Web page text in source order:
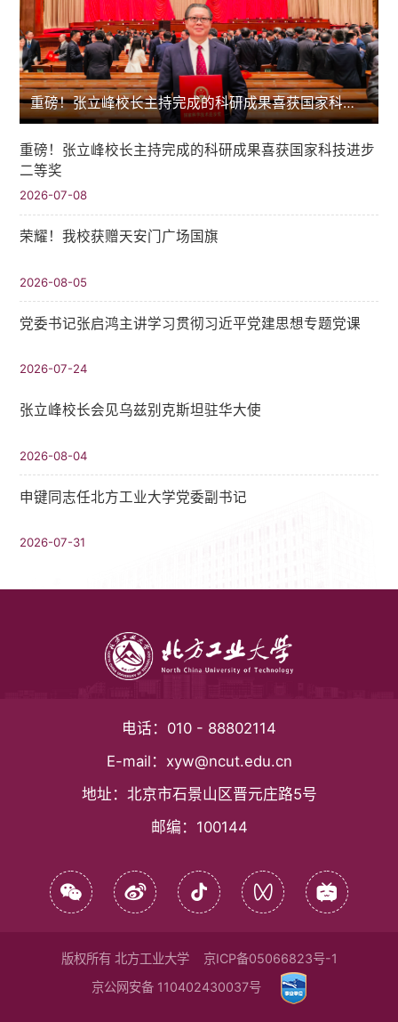
重磅！张立峰校长主持完成的科研成果喜获国家科技进步二等奖
重磅！张立峰校长主持完成的科研成果喜获国家科技进步
二等奖
2026-07-08
荣耀！我校获赠天安门广场国旗
2026-08-05
党委书记张启鸿主讲学习贯彻习近平党建思想专题党课
2026-07-24
张立峰校长会见乌兹别克斯坦驻华大使
2026-08-04
申键同志任北方工业大学党委副书记
2026-07-31
电话： 010 - 88802114
E-mail： xyw@ncut.edu.cn
地址： 北京市石景山区晋元庄路5号
邮编： 100144
版权所有 北方工业大学
京ICP备05066823号-1
京公网安备 110402430037号